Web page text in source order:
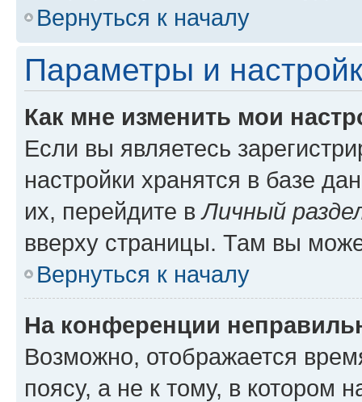
Вернуться к началу
Параметры и
Как мне изменить мои
Если вы являетесь
настройки хранятся в базе
их, перейдите вЛичный
вверху страницы. Там вы
Вернуться к началу
На конференции
Возможно, отображается
поясу, а не к тому, в котором